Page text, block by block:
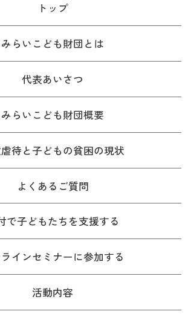
トップ
みらいこども財団とは
代表あいさつ
みらいこども財団概要
待と子どもの貧困の現状
よくあるご質問
で子どもたちを支援する
インセミナーに参加する
活動内容